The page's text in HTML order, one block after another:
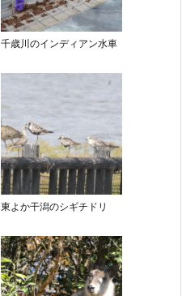
千歳川のインディアン水車
東よか干潟のシギチドリ